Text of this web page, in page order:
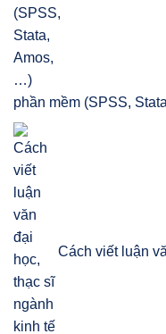
phần mềm (SPSS,
Cách viết luận